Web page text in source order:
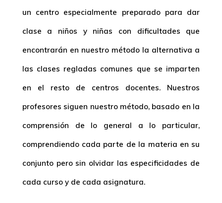
un centro especialmente preparado para dar
clase a niños y niñas con dificultades que
encontrarán en nuestro método la alternativa a
las clases regladas comunes que se imparten
en el resto de centros docentes. Nuestros
profesores siguen nuestro método, basado en la
comprensión de lo general a lo particular,
comprendiendo cada parte de la materia en su
conjunto pero sin olvidar las especificidades de
cada curso y de cada asignatura.